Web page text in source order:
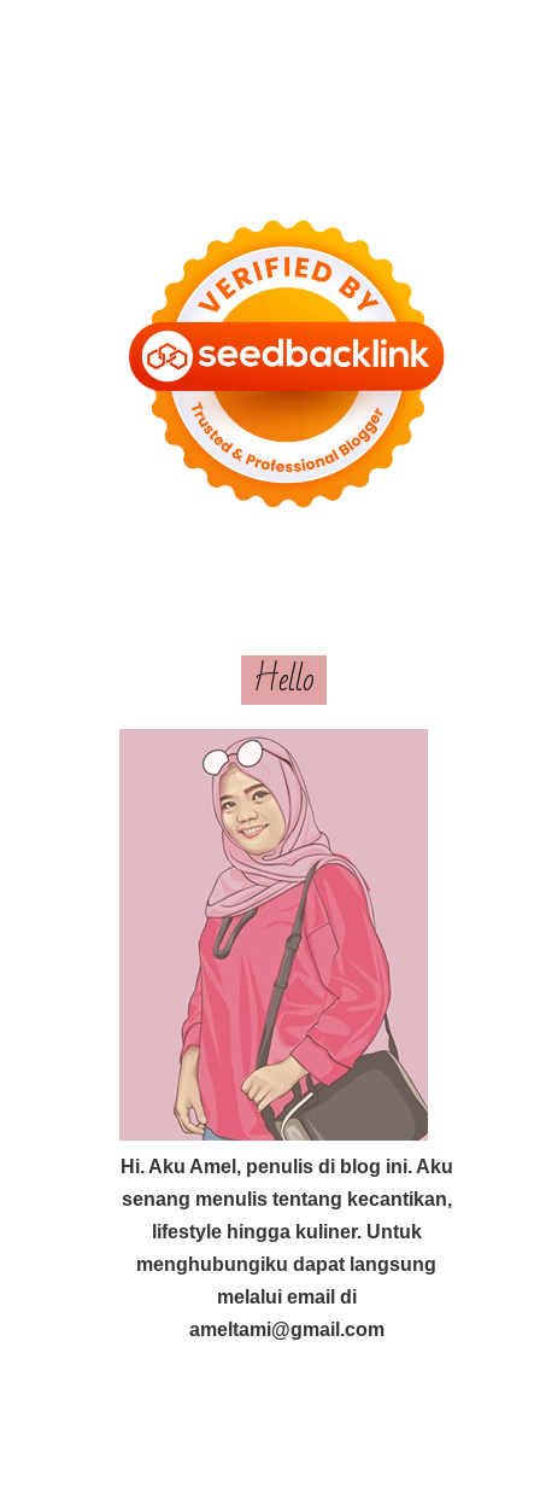
Hello
Hi. Aku Amel, penulis di blog ini. Aku
senang menulis tentang kecantikan,
lifestyle hingga kuliner. Untuk
menghubungiku dapat langsung
melalui email di
ameltami@gmail.com